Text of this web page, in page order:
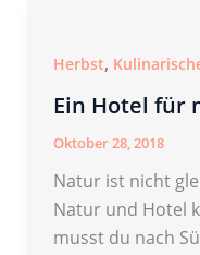
Herbst,
Ein Hotel für
Oktober 28, 2018
Natur ist nicht
Natur und Hotel
musst du nach